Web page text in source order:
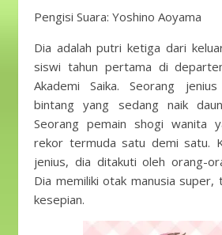
Pengisi Suara: Yoshino Aoyama
Dia adalah putri ketiga dari
siswi tahun pertama di
Akademi Saika. Seorang
bintang yang sedang naik
Seorang pemain shogi wanita
rekor termuda satu demi satu.
jenius, dia ditakuti oleh orang-
Dia memiliki otak manusia
kesepian.